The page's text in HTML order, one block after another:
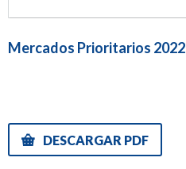
Mercados Prioritarios 2022
DESCARGAR PDF